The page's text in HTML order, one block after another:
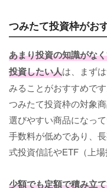
つみたて投資枠がお
あまり投資の知識がな
投資したい人は、まず
みることがおすすめです
つみたて投資枠の対象
選びやすい商品になって
手数料が低めであり、
式投資信託やETF（上場
少額でも定額で積み立